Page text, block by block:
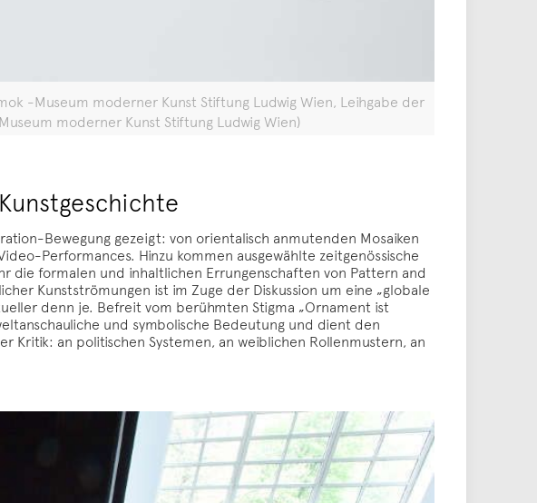
-Museum moderner Kunst Stiftung Ludwig Wien, Leihgabe der
moderner Kunst Stiftung Ludwig Wien)
Bewegung gezeigt: von orientalisch anmutenden Mosaiken
Performances. Hinzu kommen ausgewählte zeitgenössische
die formalen und inhaltlichen Errungenschaften von Pattern and
Kunstströmungen ist im Zuge der Diskussion um eine „globale
denn je. Befreit vom berühmten Stigma „Ornament ist
und symbolische Bedeutung und dient den
Kritik: an politischen Systemen, an weiblichen Rollenmustern, an